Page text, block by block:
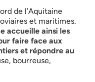
de l’Aquitaine
et maritimes.
accueille ainsi les
faire face aux
et répondre au
bourreuse,